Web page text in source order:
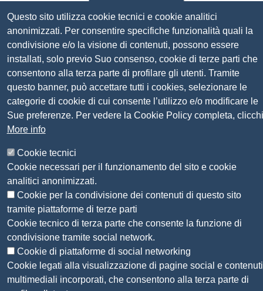
Pagare con PagoPA
Seguici su
Sito web
Amministrazione trasparente
Mappa del sito
Privacy
Social Media Policy
Feedback accessibilità
Siti tematici: Maremma e Tirreno Itinerari
© 2026 CAMERA DI COMMERCIO DELLA
MAREMMA E DEL TIRRENO
Questo sito utilizza cookie tecnici e cookie analitici
anonimizzati. Per consentire specifiche funzionalità quali la
condivisione e/o la visione di contenuti, possono essere
installati, solo previo Suo consenso, cookie di terze parti che
consentono alla terza parte di profilare gli utenti. Tramite
questo banner, può accettare tutti i cookies, selezionare le
categorie di cookie di cui consente l’utilizzo e/o modificare le
Sue preferenze. Per vedere la Cookie Policy completa, clicchi
More info
Cookie tecnici
Cookie necessari per il funzionamento del sito e cookie
analitici anonimizzati.
Cookie per la condivisione dei contenuti di questo sito
tramite piattaforme di terze parti
Cookie tecnico di terza parte che consente la funzione di
condivisione tramite social network.
Cookie di piattaforme di social networking
Cookie legati alla visualizzazione di pagine social e contenuti
multimediali incorporati, che consentono alla terza parte di